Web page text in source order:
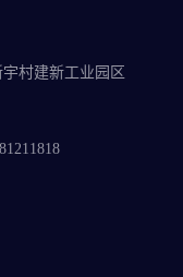
村建新工业园区